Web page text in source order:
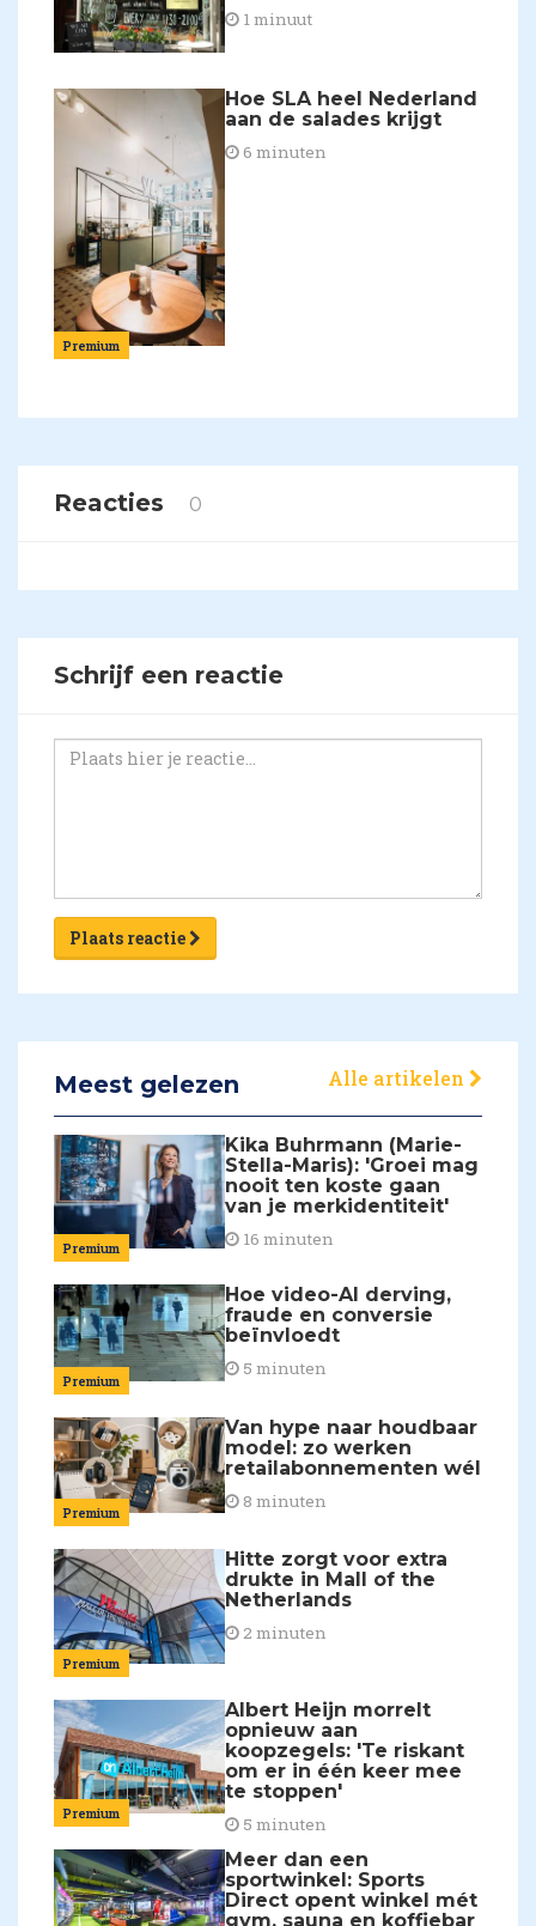
1 minuut
Premium
Hoe SLA heel Nederland
aan de salades krijgt
6 minuten
Reacties 0
Schrijf een reactie
Plaats reactie
Meest gelezen Alle artikelen
Premium
Kika Buhrmann (Marie-
Stella-Maris): 'Groei mag
nooit ten koste gaan
van je merkidentiteit'
16 minuten
Premium
Hoe video-AI derving,
fraude en conversie
beïnvloedt
5 minuten
Premium
Van hype naar houdbaar
model: zo werken
retailabonnementen wél
8 minuten
Premium
Hitte zorgt voor extra
drukte in Mall of the
Netherlands
2 minuten
Premium
Albert Heijn morrelt
opnieuw aan
koopzegels: 'Te riskant
om er in één keer mee
te stoppen'
5 minuten
Meer dan een
sportwinkel: Sports
Direct opent winkel mét
gym, sauna en koffiebar